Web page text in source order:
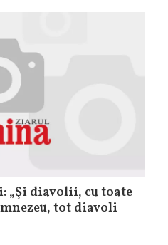
„Şi diavolii, cu toate
tot diavoli